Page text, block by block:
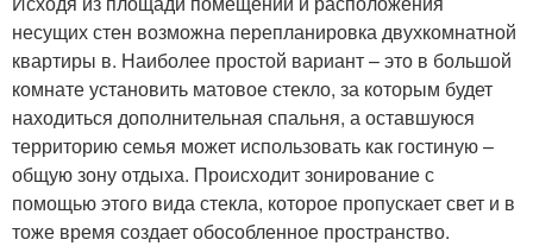
несущих стен возможна перепланировка двухкомнатной
квартиры в. Наиболее простой вариант – это в большой
комнате установить матовое стекло, за которым будет
находиться дополнительная спальня, а оставшуюся
территорию семья может использовать как гостиную –
общую зону отдыха. Происходит зонирование с
помощью этого вида стекла, которое пропускает свет и в
тоже время создает обособленное пространство.